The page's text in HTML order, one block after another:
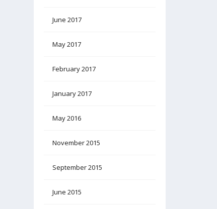
June 2017
May 2017
February 2017
January 2017
May 2016
November 2015
September 2015
June 2015